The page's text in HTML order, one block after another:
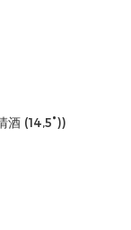
酒 (14,5°))